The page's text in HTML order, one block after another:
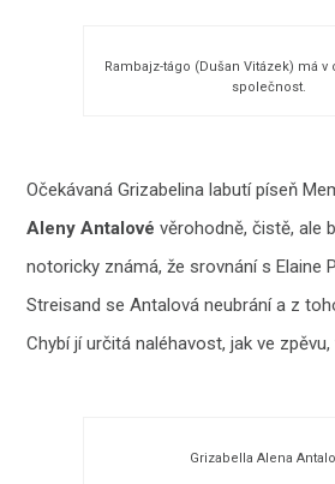
Rambajz-tágo (Dušan Vitázek) má
společnost.
Očekávaná Grizabelina labutí píseň
Aleny Antalové věrohodně, čistě, ale
notoricky známá, že srovnání s Elaine
Streisand se Antalová neubrání a z
Chybí jí určitá naléhavost, jak ve
Grizabella Alena